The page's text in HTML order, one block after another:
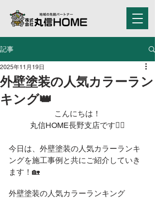
記事
外壁塗装の人気カラーラン
キング👑
2025年11月19日
こんにちは！
丸信HOME長野支店です🙂‍↕️
今日は、外壁塗装の人気カラーランキ
ングを施工事例と共にご紹介していき
ます！🏡
外壁塗装の人気カラーランキング